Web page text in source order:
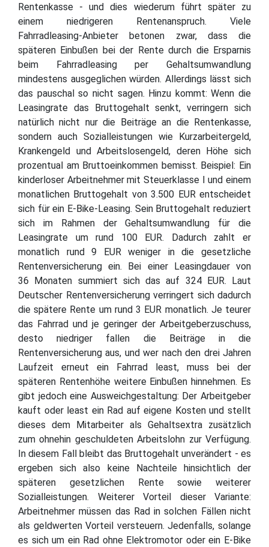
Rentenkasse - und dies wiederum führt später zu
einem niedrigeren Rentenanspruch. Viele
Fahrradleasing-Anbieter betonen zwar, dass die
späteren Einbußen bei der Rente durch die Ersparnis
beim Fahrradleasing per Gehaltsumwandlung
mindestens ausgeglichen würden. Allerdings lässt sich
das pauschal so nicht sagen. Hinzu kommt: Wenn die
Leasingrate das Bruttogehalt senkt, verringern sich
natürlich nicht nur die Beiträge an die Rentenkasse,
sondern auch Sozialleistungen wie Kurzarbeitergeld,
Krankengeld und Arbeitslosengeld, deren Höhe sich
prozentual am Bruttoeinkommen bemisst. Beispiel: Ein
kinderloser Arbeitnehmer mit Steuerklasse I und einem
monatlichen Bruttogehalt von 3.500 EUR entscheidet
sich für ein E-Bike-Leasing. Sein Bruttogehalt reduziert
sich im Rahmen der Gehaltsumwandlung für die
Leasingrate um rund 100 EUR. Dadurch zahlt er
monatlich rund 9 EUR weniger in die gesetzliche
Rentenversicherung ein. Bei einer Leasingdauer von
36 Monaten summiert sich das auf 324 EUR. Laut
Deutscher Rentenversicherung verringert sich dadurch
die spätere Rente um rund 3 EUR monatlich. Je teurer
das Fahrrad und je geringer der Arbeitgeberzuschuss,
desto niedriger fallen die Beiträge in die
Rentenversicherung aus, und wer nach den drei Jahren
Laufzeit erneut ein Fahrrad least, muss bei der
späteren Rentenhöhe weitere Einbußen hinnehmen. Es
gibt jedoch eine Ausweichgestaltung: Der Arbeitgeber
kauft oder least ein Rad auf eigene Kosten und stellt
dieses dem Mitarbeiter als Gehaltsextra zusätzlich
zum ohnehin geschuldeten Arbeitslohn zur Verfügung.
In diesem Fall bleibt das Bruttogehalt unverändert - es
ergeben sich also keine Nachteile hinsichtlich der
späteren gesetzlichen Rente sowie weiterer
Sozialleistungen. Weiterer Vorteil dieser Variante:
Arbeitnehmer müssen das Rad in solchen Fällen nicht
als geldwerten Vorteil versteuern. Jedenfalls, solange
es sich um ein Rad ohne Elektromotor oder ein E-Bike